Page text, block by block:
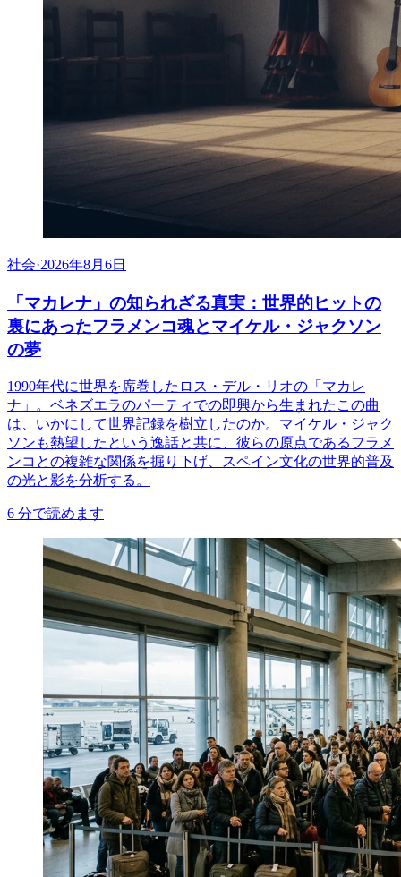
社会·2026年8月6日
「マカレナ」の知られざる真実：世界的ヒットの
裏にあったフラメンコ魂とマイケル・ジャクソン
の夢
1990年代に世界を席巻したロス・デル・リオの「マカレ
ナ」。ベネズエラのパーティでの即興から生まれたこの曲
は、いかにして世界記録を樹立したのか。マイケル・ジャク
ソンも熱望したという逸話と共に、彼らの原点であるフラメ
ンコとの複雑な関係を掘り下げ、スペイン文化の世界的普及
の光と影を分析する。
6 分で読めます